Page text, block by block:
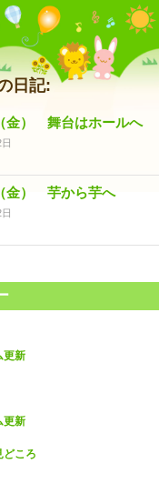
上田名(うえ
日記:
金） 舞台はホールへ
金） 芋から芋へ
更新
更新
どころ